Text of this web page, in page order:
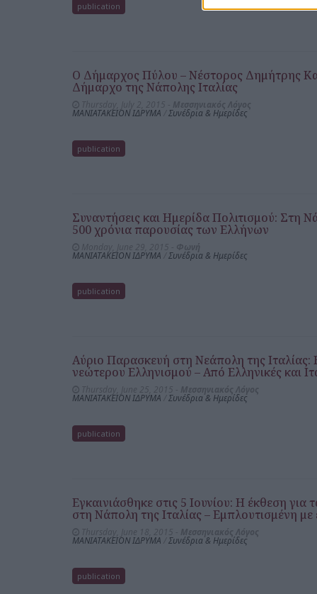
publication
Ο Δήμαρχος Πύλου – Νέστορος Δημήτρης
Δήμαρχο της Νάπολης Ιταλίας
ΜΑΝΙΑΤΑΚΕΙΟΝ ΙΔΡΥΜΑ Συνέδρια & Ημερίδες
publication
Συναντήσεις και Ημερίδα Πολιτισμού: Στη
500 χρόνια παρουσίας των Ελλήνων
ΜΑΝΙΑΤΑΚΕΙΟΝ ΙΔΡΥΜΑ Συνέδρια & Ημερίδες
publication
Αύριο Παρασκευή στη Νεάπολη της Ιταλίας:
νεώτερου Ελληνισμού – Από Ελληνικές και
ΜΑΝΙΑΤΑΚΕΙΟΝ ΙΔΡΥΜΑ Συνέδρια & Ημερίδες
publication
Εγκαινιάσθηκε στις 5 Ιουνίου: Η έκθεση
στη Νάπολη της Ιταλίας – Εμπλουτισμένη
ΜΑΝΙΑΤΑΚΕΙΟΝ ΙΔΡΥΜΑ Συνέδρια & Ημερίδες
publication